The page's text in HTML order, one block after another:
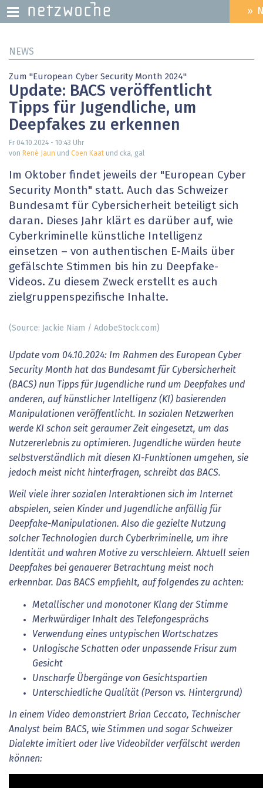
zum
HEADER
MENU
»
NEWS
Zum "European Cyber Security Month 2024"
Update: BACS veröffentlicht
Tipps für Jugendliche, um
Deepfakes zu erkennen
Fr 04.10.2024 - 10:43 Uhr
von René Jaun und Coen Kaat und cka, gal
Im Oktober findet jeweils der "European Cyber
Security Month" statt. Auch das Schweizer
Bundesamt für Cybersicherheit beteiligt sich
daran. Dieses Jahr klärt es darüber auf, wie
Cyberkriminelle künstliche Intelligenz
einsetzen – von authentischen E-Mails über
gefälschte Stimmen bis hin zu Deepfake-
Videos. Zu diesem Zweck erstellt es auch
zielgruppenspezifische Inhalte.
(Source: Jackie Niam / AdobeStock.com)
Update vom 04.10.2024: Im Rahmen des European Cyber
Security Month hat das Bundesamt für Cybersicherheit
(BACS) nun Tipps für Jugendliche rund um Deepfakes und
anderen, auf künstlicher Intelligenz (KI) basierenden
Manipulationen veröffentlicht. In sozialen Netzwerken
werde KI schon seit geraumer Zeit eingesetzt, um das
Nutzererlebnis zu optimieren. Jugendliche würden heute
selbstverständlich mit diesen KI-Funktionen umgehen, sie
jedoch meist nicht hinterfragen, schreibt das BACS.
Weil viele ihrer sozialen Interaktionen sich im Internet
abspielen, seien Kinder und Jugendliche anfällig für
Deepfake-Manipulationen. Also die gezielte Nutzung
solcher Technologien durch Cyberkriminelle, um ihre
Identität und wahren Motive zu verschleiern. Aktuell seien
Deepfakes bei genauerer Betrachtung meist noch
erkennbar. Das BACS empfiehlt, auf folgendes zu achten:
Metallischer und monotoner Klang der Stimme
Merkwürdiger Inhalt des Telefongesprächs
Verwendung eines untypischen Wortschatzes
Unlogische Schatten oder unpassende Frisur zum
Gesicht
Unscharfe Übergänge von Gesichtspartien
Unterschiedliche Qualität (Person vs. Hintergrund)
In einem Video demonstriert Brian Ceccato, Technischer
Analyst beim BACS, wie Stimmen und sogar Schweizer
Dialekte imitiert oder live Videobilder verfälscht werden
können: